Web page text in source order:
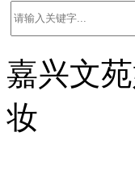
嘉兴文
妆